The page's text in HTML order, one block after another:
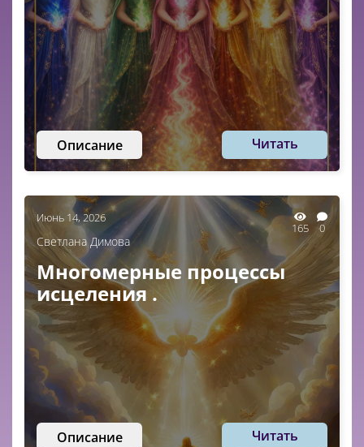
Описание Читать
Июнь 14, 2026
165 0
Светлана Димова
Многомерные процессы
исцеления .
Описание Читать